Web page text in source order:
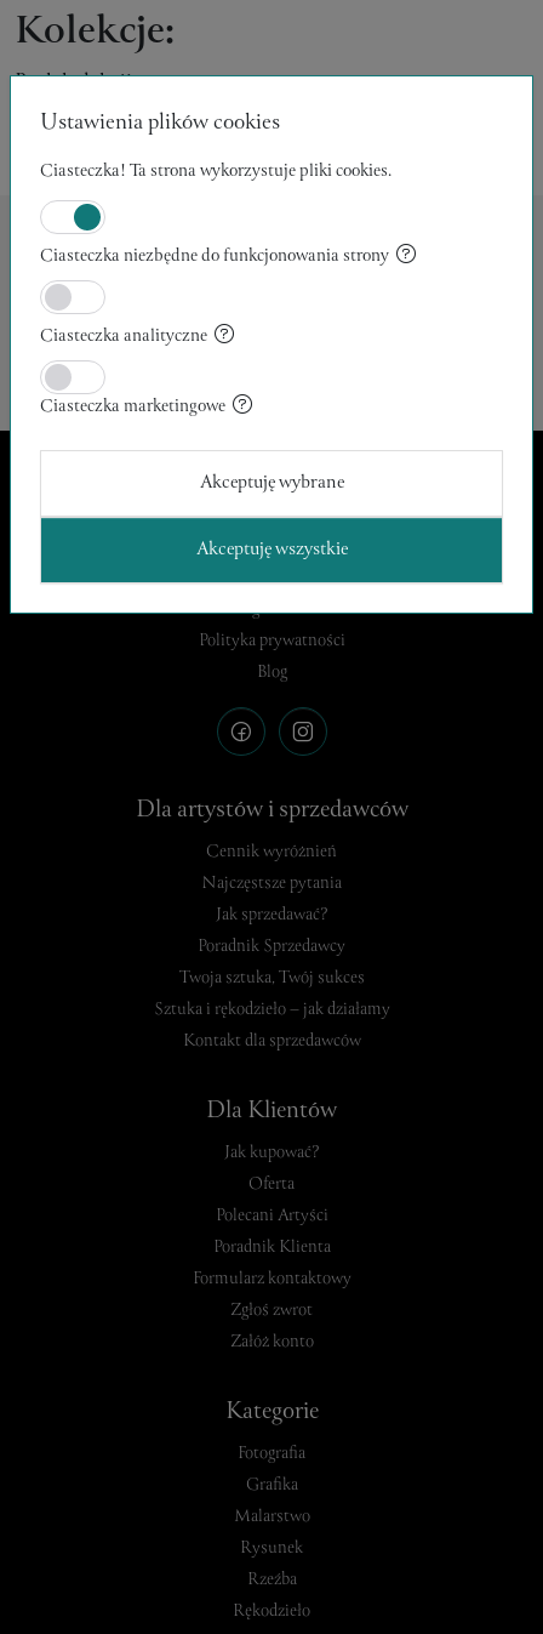
Kolekcje:
Brak kolekcji
Archiwum prac:
Nie znaleziono produktów spełniających wybrane kryteria.
Apeiron Arte
kontakt@apeironarte.pl
O nas
Regulamin
Polityka prywatności
Blog
Dla artystów i sprzedawców
Cennik wyróżnień
Najczęstsze pytania
Jak sprzedawać?
Poradnik Sprzedawcy
Twoja sztuka, Twój sukces
Sztuka i rękodzieło – jak działamy
Kontakt dla sprzedawców
Dla Klientów
Jak kupować?
Oferta
Polecani Artyści
Poradnik Klienta
Formularz kontaktowy
Zgłoś zwrot
Załóż konto
Kategorie
Fotografia
Grafika
Malarstwo
Rysunek
Rzeźba
Rękodzieło
Ustawienia plików cookies
Ciasteczka! Ta strona wykorzystuje pliki cookies.
Ciasteczka niezbędne do funkcjonowania strony
Ciasteczka analityczne
Ciasteczka marketingowe
Akceptuję wybrane
Akceptuję wszystkie